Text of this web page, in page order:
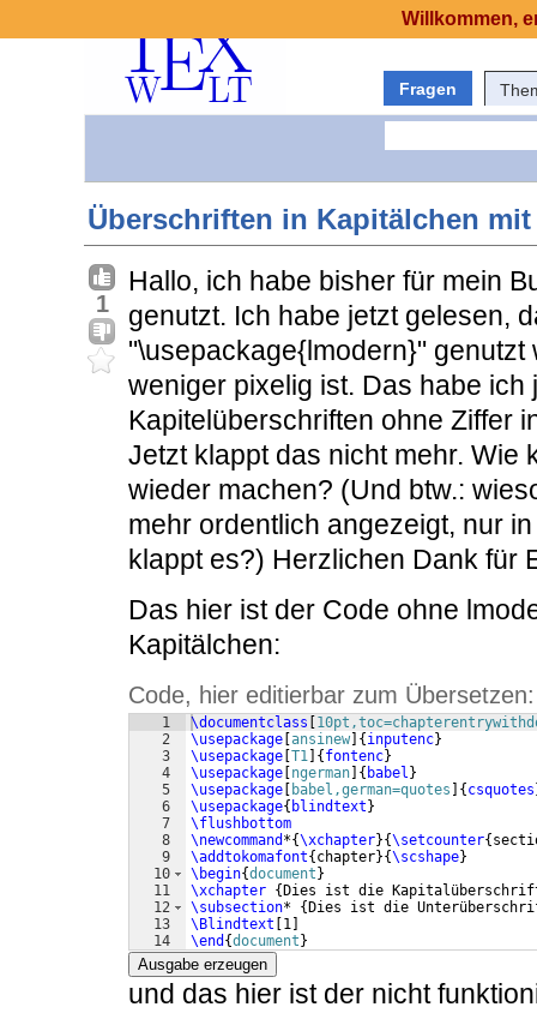
Fragen
Überschriften in Kapitälchen
1
Hallo, ich habe bisher für mein
genutzt. Ich habe jetzt gelesen,
"\usepackage{lmodern}"
weniger pixelig ist. Das habe
Kapitelüberschriften ohne Ziffer
Jetzt klappt das nicht mehr. Wie
wieder machen? (Und btw.:
mehr ordentlich angezeigt, nur
klappt es?) Herzlichen Dank für
Das hier ist der Code ohne
Kapitälchen:
Code, hier editierbar zum Übersetzen:
1
2
3
4
5
6
7
8
9
10
11
12
13
14
\documentclass
\usepackage ansinew { inputenc}
\usepackage T1 { fontenc}
\usepackage ngerman { babel }
\usepackage
babel,german=quotes { csquotes
\usepackage{ blindtext }
\flushbottom
\newcommand *{\xchapter}{\setcounter{
\addtokomafont{ chapter}{\scshape}
\begin{document }
\xchapter { Dies ist die
\subsection* { Dies ist die
\Blindtext
1
\end {document }
Ausgabe erzeugen
und das hier ist der nicht
Willkommen,